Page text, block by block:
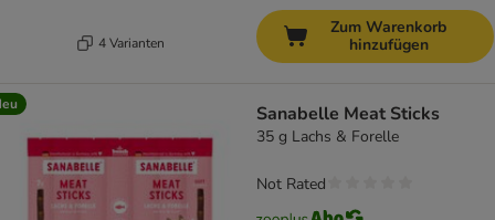
4 Varianten
Zum Warenkorb
hinzufügen
Sanabelle Meat Sticks
35 g Lachs & Forelle
Not Rated